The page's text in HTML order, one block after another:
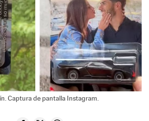
Captura de pantalla Instagram.